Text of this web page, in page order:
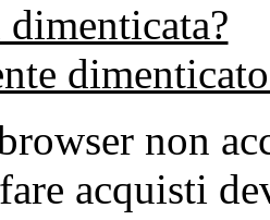
dimenticata?
non
acquisti